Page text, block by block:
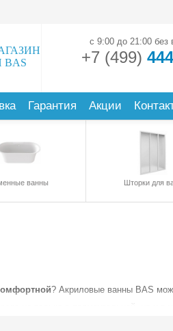
+7 (499)
с 9:00 до 21:00 без
Гарантия Акции
ванны Шторки для
? Акриловые ванны BAS